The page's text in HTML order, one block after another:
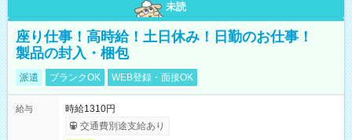
未読
座り仕事！高時給！土日休み！日勤のお仕事！
製品の封入・梱包
派遣 ブランクOK WEB登録・面接OK
給与
時給1310円
交通費別途支給あり